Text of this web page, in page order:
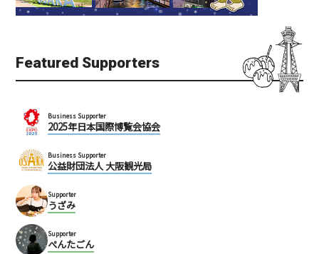
Featured Supporters
Business Supporter
2025年日本国際博覧会協会
Business Supporter
公益財団法人 大阪観光局
Supporter
うざみ
Supporter
ぺんたごん